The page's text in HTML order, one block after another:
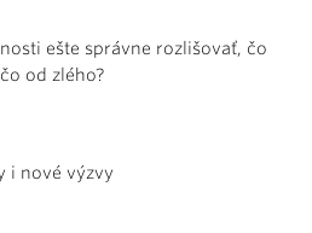
ešte správne rozlišovať, čo
od zlého?
i nové výzvy